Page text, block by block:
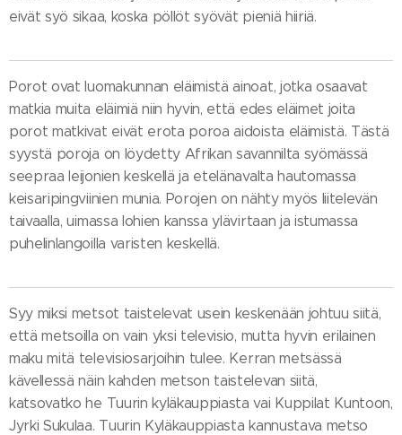
eivät syö sikaa, koska pöllöt syövät pieniä hiiriä.
Porot ovat luomakunnan eläimistä ainoat, jotka osaavat
matkia muita eläimiä niin hyvin, että edes eläimet joita
porot matkivat eivät erota poroa aidoista eläimistä. Tästä
syystä poroja on löydetty Afrikan savannilta syömässä
seepraa leijonien keskellä ja etelänavalta hautomassa
keisaripingviinien munia. Porojen on nähty myös liitelevän
taivaalla, uimassa lohien kanssa ylävirtaan ja istumassa
puhelinlangoilla varisten keskellä.
Syy miksi metsot taistelevat usein keskenään johtuu siitä,
että metsoilla on vain yksi televisio, mutta hyvin erilainen
maku mitä televisiosarjoihin tulee. Kerran metsässä
kävellessä näin kahden metson taistelevan siitä,
katsovatko he Tuurin kyläkauppiasta vai Kuppilat Kuntoon,
Jyrki Sukulaa. Tuurin Kyläkauppiasta kannustava metso